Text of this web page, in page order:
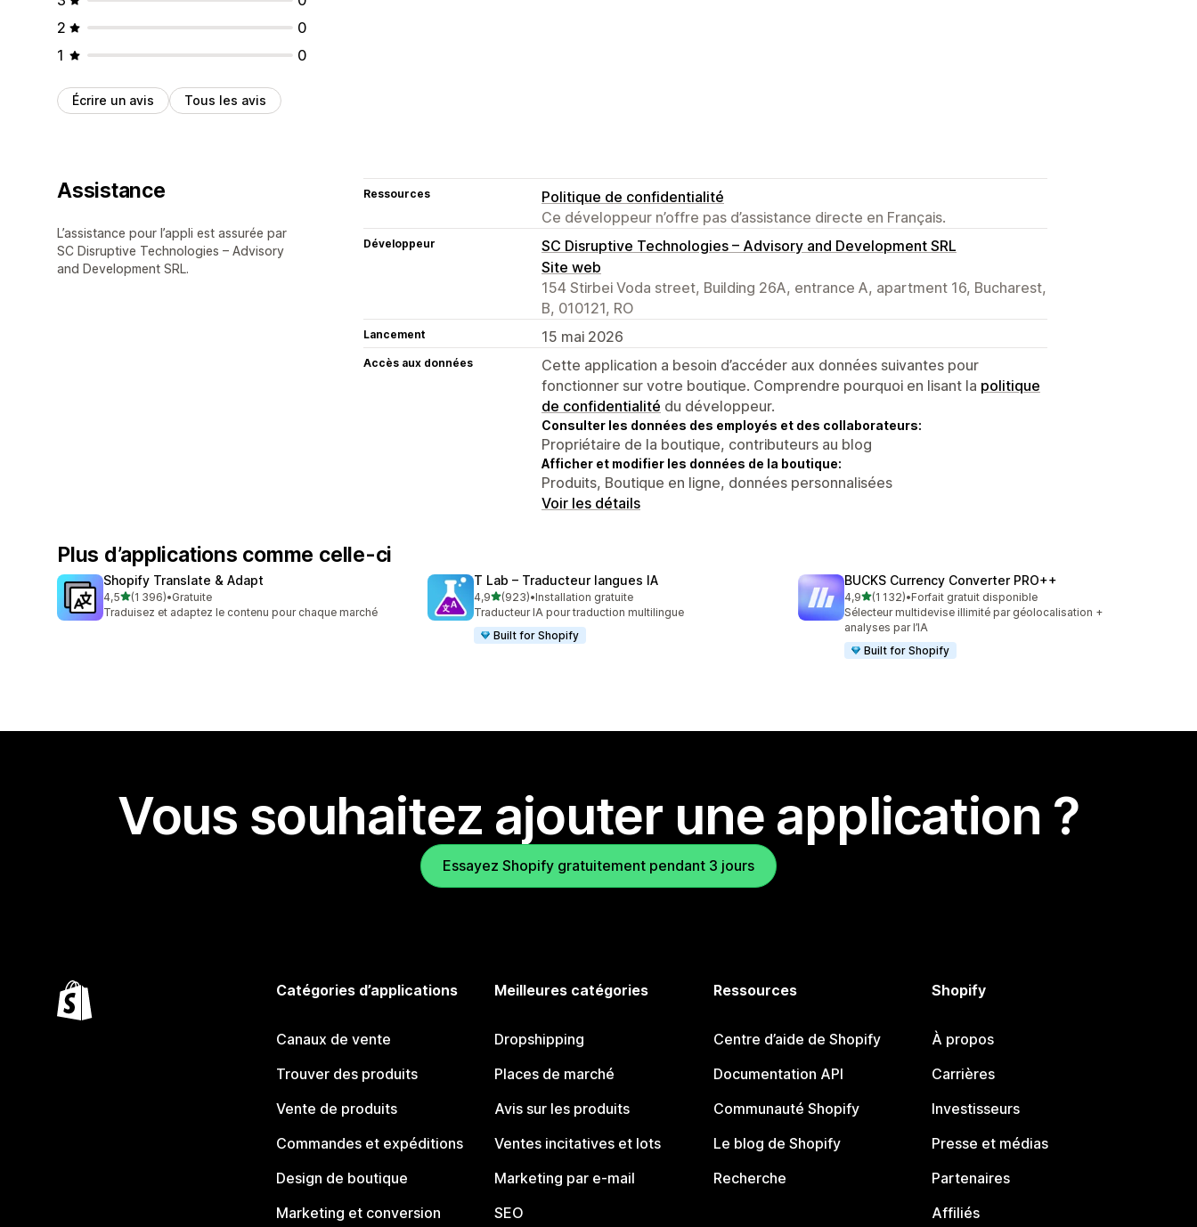
2
0
1
0
Écrire un avis Tous les avis
Assistance
L’assistance pour l’appli est assurée par
SC Disruptive Technologies – Advisory
and Development SRL.
Ressources
Politique de confidentialité
Ce développeur n’offre pas d’assistance directe en Français.
Développeur
SC Disruptive Technologies – Advisory and Development SRL
Site web
154 Stirbei Voda street, Building 26A, entrance A, apartment 16, Bucharest,
B, 010121, RO
Lancement 15 mai 2026
Accès aux données
Cette application a besoin d’accéder aux données suivantes pour
fonctionner sur votre boutique. Comprendre pourquoi en lisant la politique
de confidentialité du développeur.
Consulter les données des employés et des collaborateurs:
Propriétaire de la boutique, contributeurs au blog
Afficher et modifier les données de la boutique:
Produits, Boutique en ligne, données personnalisées
Voir les détails
Plus d’applications comme celle-ci
Shopify Translate & Adapt
4,5étoile(s) sur 5
(1 396)
1396 avis au total
•Gratuite
Traduisez et adaptez le contenu pour chaque marché
T Lab – Traducteur langues IA
4,9étoile(s) sur 5
(923)
923 avis au total
•Installation gratuite
Traducteur IA pour traduction multilingue
Built for Shopify
BUCKS Currency Converter PRO++
4,9étoile(s) sur 5
(1 132)
1132 avis au total
•Forfait gratuit disponible
Sélecteur multidevise illimité par géolocalisation +
analyses par l’IA
Built for Shopify
Vous souhaitez ajouter une application ?
Essayez Shopify gratuitement pendant 3 jours
Catégories d’applications
Canaux de vente
Trouver des produits
Vente de produits
Commandes et expéditions
Design de boutique
Marketing et conversion
Meilleures catégories
Dropshipping
Places de marché
Avis sur les produits
Ventes incitatives et lots
Marketing par e-mail
SEO
Ressources
Centre d’aide de Shopify
Documentation API
Communauté Shopify
Le blog de Shopify
Recherche
Shopify
À propos
Carrières
Investisseurs
Presse et médias
Partenaires
Affiliés